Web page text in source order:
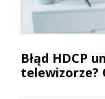
Błąd HDCP
telewizorze?